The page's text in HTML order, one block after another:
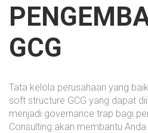
GCG
Tata kelola perusahaan yang
soft structure GCG yang dapat
menjadi governance trap bagi
Consulting akan membantu